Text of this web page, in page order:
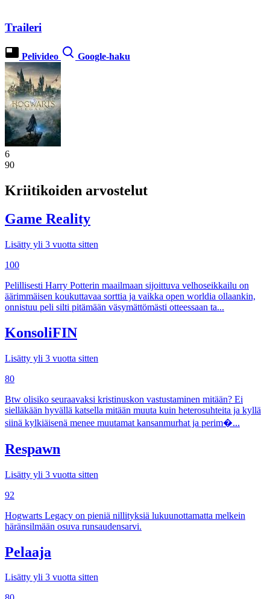
Traileri
Pelivideo Google-haku
6
90
Kriitikoiden arvostelut
Game Reality
Lisätty yli 3 vuotta sitten
100
Pelillisesti Harry Potterin maailmaan sijoittuva velhoseikkailu on
äärimmäisen koukuttavaa sorttia ja vaikka open worldia ollaankin,
onnistuu peli silti pitämään väsymättömästi otteessaan ta...
KonsoliFIN
Lisätty yli 3 vuotta sitten
80
Btw olisiko seuraavaksi kristinuskon vastustaminen mitään? Ei
sielläkään hyvällä katsella mitään muuta kuin heterosuhteita ja kyllä
siinä kylkiäisenä menee muutamat kansanmurhat ja perim�...
Respawn
Lisätty yli 3 vuotta sitten
92
Hogwarts Legacy on pieniä nillityksiä lukuunottamatta melkein
häränsilmään osuva runsaudensarvi.
Pelaaja
Lisätty yli 3 vuotta sitten